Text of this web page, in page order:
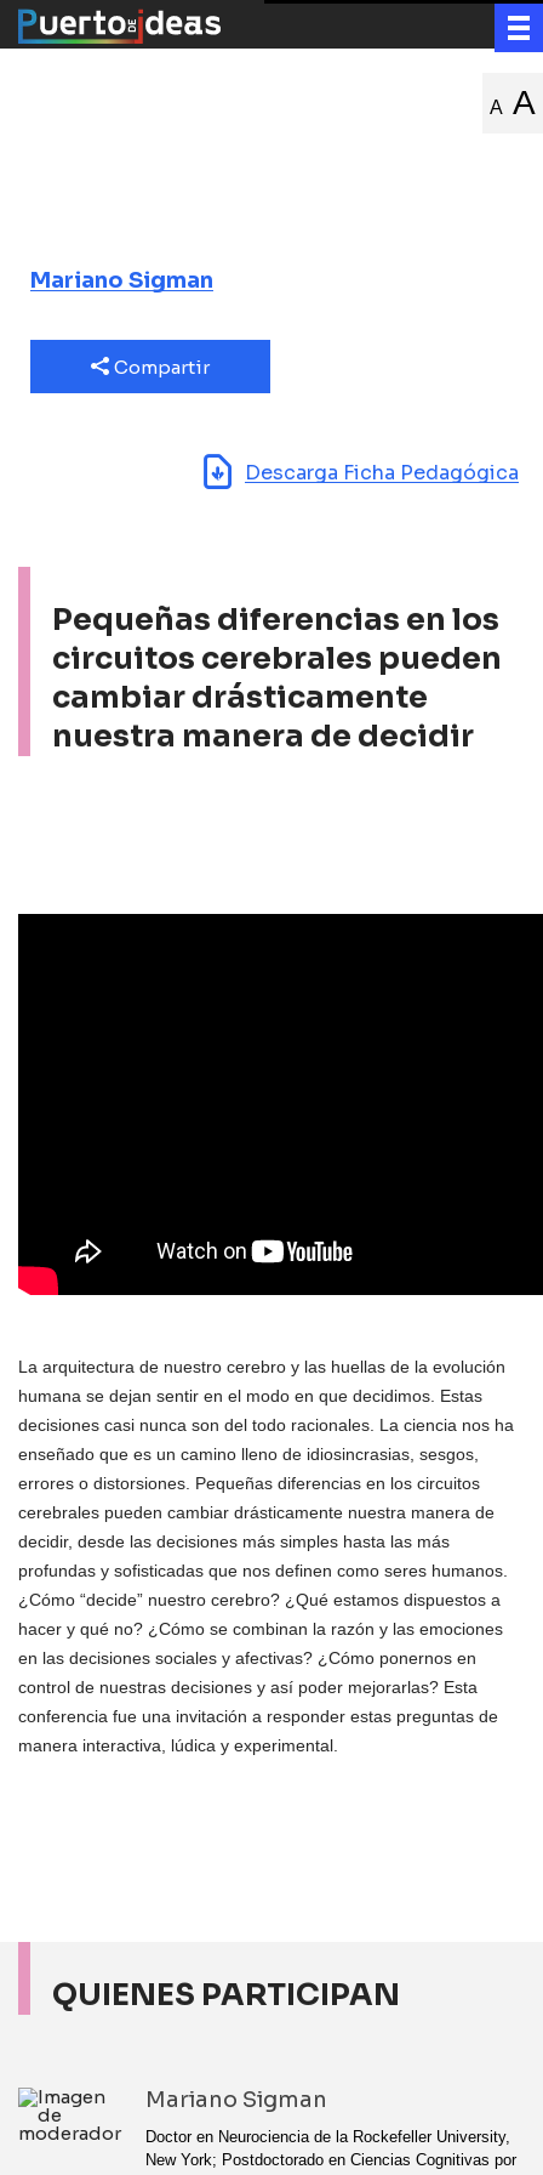
A A
Mariano Sigman
Compartir
Descarga Ficha Pedagógica
Pequeñas diferencias en los
circuitos cerebrales pueden
cambiar drásticamente
nuestra manera de decidir
La arquitectura de nuestro cerebro y las huellas de la evolución
humana se dejan sentir en el modo en que decidimos. Estas
decisiones casi nunca son del todo racionales. La ciencia nos ha
enseñado que es un camino lleno de idiosincrasias, sesgos,
errores o distorsiones. Pequeñas diferencias en los circuitos
cerebrales pueden cambiar drásticamente nuestra manera de
decidir, desde las decisiones más simples hasta las más
profundas y sofisticadas que nos definen como seres humanos.
¿Cómo “decide” nuestro cerebro? ¿Qué estamos dispuestos a
hacer y qué no? ¿Cómo se combinan la razón y las emociones
en las decisiones sociales y afectivas? ¿Cómo ponernos en
control de nuestras decisiones y así poder mejorarlas? Esta
conferencia fue una invitación a responder estas preguntas de
manera interactiva, lúdica y experimental.
QUIENES PARTICIPAN
Mariano Sigman
Doctor en Neurociencia de la Rockefeller University,
New York; Postdoctorado en Ciencias Cognitivas por